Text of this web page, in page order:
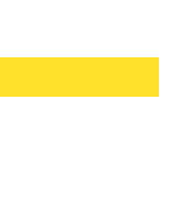
防法務等）